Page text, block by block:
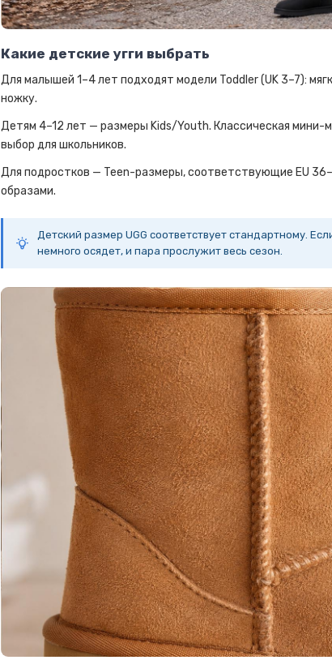
Какие детские угги выбрать
Для малышей 1–4 лет подходят модели Toddler (UK 3–7):
ножку.
Детям 4–12 лет — размеры Kids/Youth. Классическая мини-
выбор для школьников.
Для подростков — Teen-размеры, соответствующие EU
образами.
Детский размер UGG соответствует стандартному.
немного осядет, и пара прослужит весь сезон.